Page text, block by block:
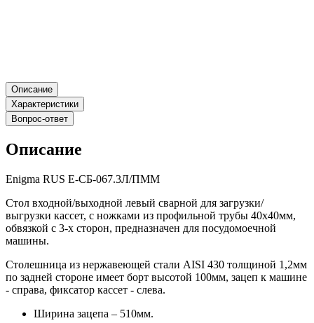
Описание
Характеристики
Вопрос-ответ
Описание
Enigma RUS Е-СБ-067.3Л/ПММ
Стол входной/выходной левый сварной для загрузки/
выгрузки кассет, с ножками из профильной трубы 40х40мм,
обвязкой с 3-х сторон, предназначен для посудомоечной
машины.
Столешница из нержавеющей стали AISI 430 толщиной 1,2мм
по задней стороне имеет борт высотой 100мм, зацеп к машине
- справа, фиксатор кассет - слева.
Ширина зацепа – 510мм.